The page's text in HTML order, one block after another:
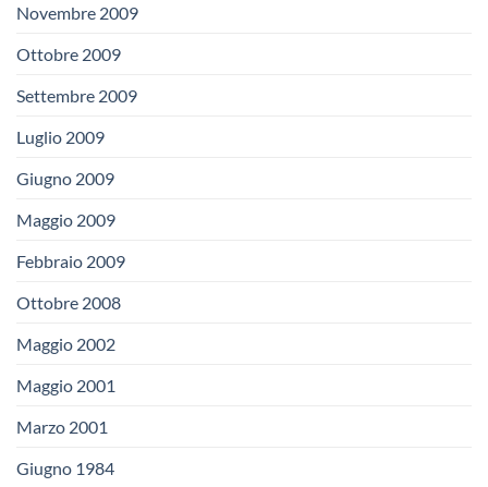
Novembre 2009
Ottobre 2009
Settembre 2009
Luglio 2009
Giugno 2009
Maggio 2009
Febbraio 2009
Ottobre 2008
Maggio 2002
Maggio 2001
Marzo 2001
Giugno 1984